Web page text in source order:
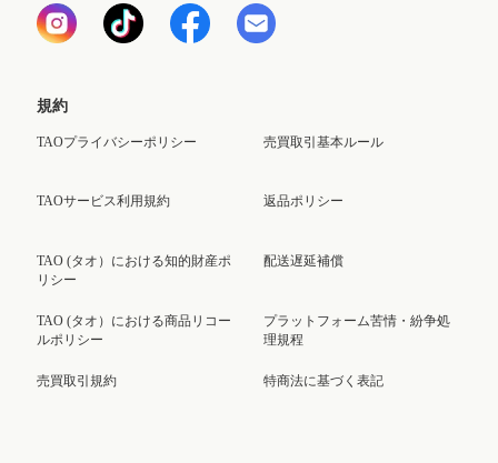
規約
TAOプライバシーポリシー
TAOサービス利用規約
TAO (タオ）における知的財産ポ
リシー
TAO (タオ）における商品リコー
ルポリシー
売買取引規約
売買取引基本ルール
返品ポリシー
配送遅延補償
プラットフォーム苦情・紛争処
理規程
特商法に基づく表記